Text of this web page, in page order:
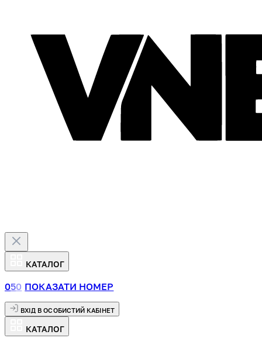
КАТАЛОГ
050 ПОКАЗАТИ НОМЕР
ВХІД В ОСОБИСТИЙ КАБІНЕТ
КАТАЛОГ